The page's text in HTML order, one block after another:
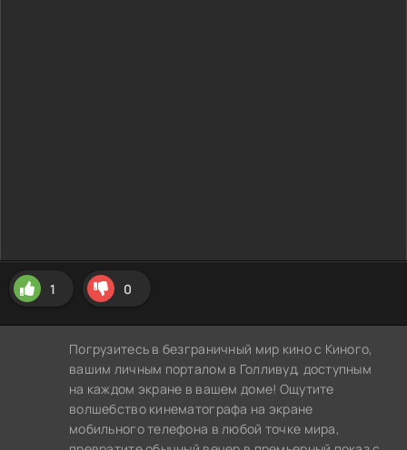
1 0
Погрузитесь в безграничный мир кино с Киного,
вашим личным порталом в Голливуд, доступным
на каждом экране в вашем доме! Ощутите
волшебство кинематографа на экране
мобильного телефона в любой точке мира,